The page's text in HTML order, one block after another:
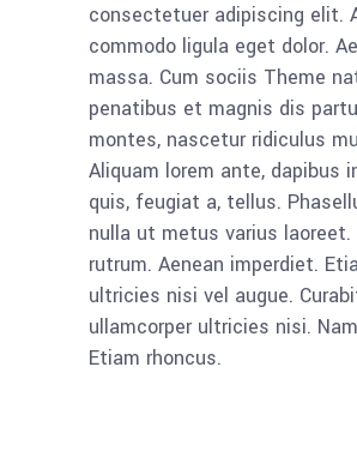
consectetuer adipiscing elit.
commodo ligula eget dolor.
massa. Cum sociis Theme
penatibus et magnis dis
montes, nascetur ridiculus
Aliquam lorem ante, dapibus
quis, feugiat a, tellus.
nulla ut metus varius laoreet.
rutrum. Aenean imperdiet.
ultricies nisi vel augue.
ullamcorper ultricies nisi.
Etiam rhoncus.